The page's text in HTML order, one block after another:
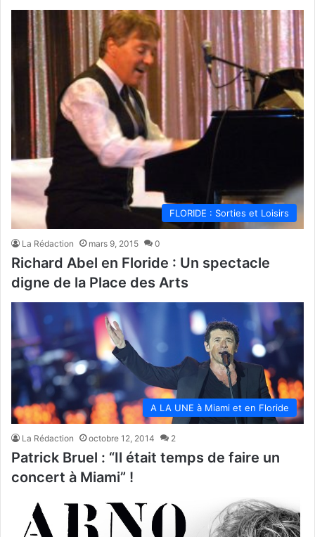
FLORIDE : Sorties et Loisirs
La Rédaction mars 9, 2015 0
Richard Abel en Floride : Un spectacle
digne de la Place des Arts
A LA UNE à Miami et en Floride
La Rédaction octobre 12, 2014 2
Patrick Bruel : “Il était temps de faire un
concert à Miami” !